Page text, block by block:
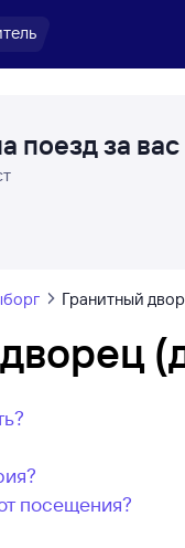
поезд за вас
Гранитный
посещения?